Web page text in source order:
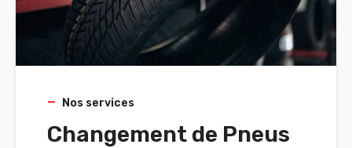
Nos services
Changement de Pneus